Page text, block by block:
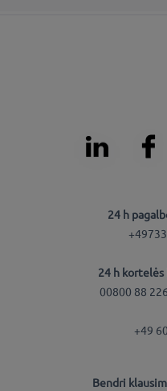
24 h
24 h
00800 88
+49
Bendri